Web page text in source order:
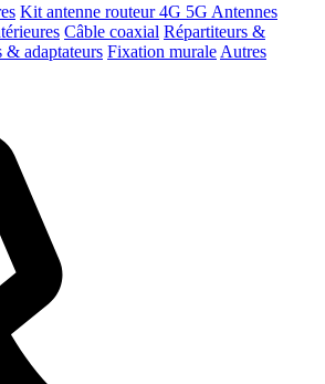
Kit antenne routeur 4G 5G Antennes
Câble coaxial Répartiteurs &
& adaptateurs Fixation murale Autres